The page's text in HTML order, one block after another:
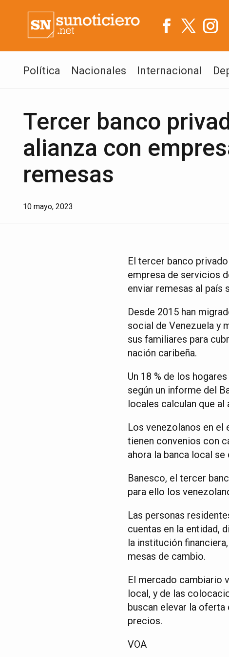
Política Nacionales Internacional
Tercer banco
alianza con
remesas
10 mayo, 2023
El tercer banco
empresa de servicios
enviar remesas al país
Desde 2015 han
social de Venezuela y
sus familiares para
nación caribeña.
Un 18 % de los
según un informe del
locales calculan que al
Los venezolanos en el
tienen convenios con
ahora la banca local
Banesco, el tercer
para ello los
Las personas
cuentas en la entidad,
la institución
mesas de cambio.
El mercado cambiario
local, y de las
buscan elevar la
precios.
VOA